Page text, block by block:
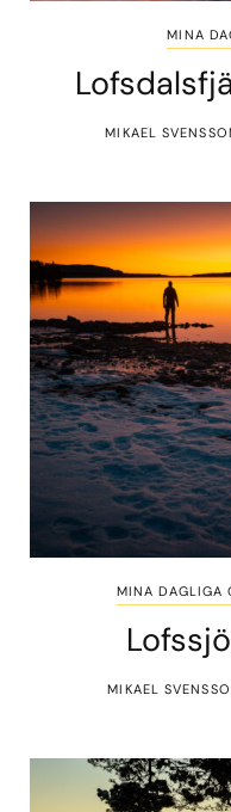
MINA
MIKAEL
MINA DAGLIGA
MIKAEL